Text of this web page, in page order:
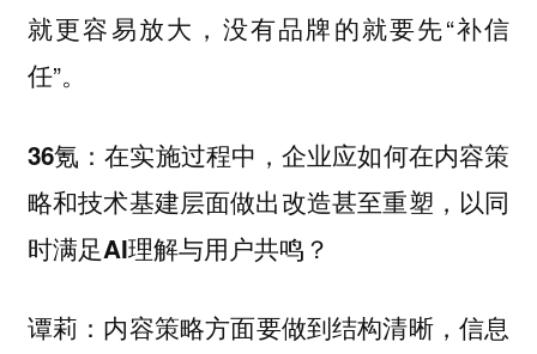
就更容易放大，没有品牌的就要先“补信
任”。
36氪：在实施过程中，企业应如何在内容策
略和技术基建层面做出改造甚至重塑，以同
时满足AI理解与用户共鸣？
谭莉： 内容策略方面要做到结构清晰，信息